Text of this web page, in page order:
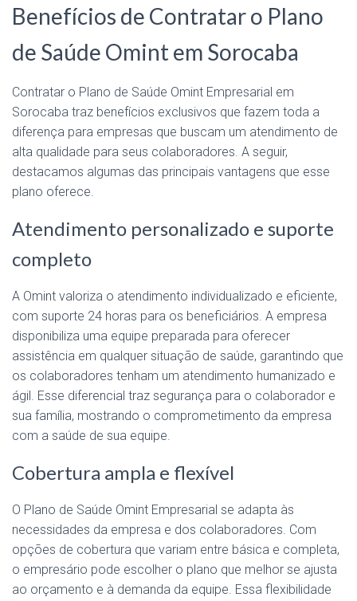
Benefícios de Contratar o Plano
de Saúde Omint em Sorocaba
Contratar o Plano de Saúde Omint Empresarial em
Sorocaba traz benefícios exclusivos que fazem toda a
diferença para empresas que buscam um atendimento de
alta qualidade para seus colaboradores. A seguir,
destacamos algumas das principais vantagens que esse
plano oferece.
Atendimento personalizado e suporte
completo
A Omint valoriza o atendimento individualizado e eficiente,
com suporte 24 horas para os beneficiários. A empresa
disponibiliza uma equipe preparada para oferecer
assistência em qualquer situação de saúde, garantindo que
os colaboradores tenham um atendimento humanizado e
ágil. Esse diferencial traz segurança para o colaborador e
sua família, mostrando o comprometimento da empresa
com a saúde de sua equipe.
Cobertura ampla e flexível
O Plano de Saúde Omint Empresarial se adapta às
necessidades da empresa e dos colaboradores. Com
opções de cobertura que variam entre básica e completa,
o empresário pode escolher o plano que melhor se ajusta
ao orçamento e à demanda da equipe. Essa flexibilidade